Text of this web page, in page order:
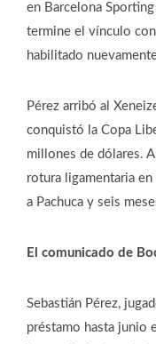
en Barcelona
termine el vínculo
habilitado
Pérez arribó al
conquistó la Copa
millones de dólares.
rotura ligamentaria
a Pachuca y seis
El comunicado de
Sebastián Pérez,
préstamo hasta junio